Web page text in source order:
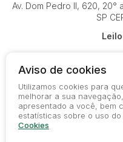
Av. Dom Pedro II, 620, 20°
SP
© 2026-present -
Aviso de cookies
Utilizamos cookies para
melhorar a sua
apresentado a você, bem
estatísticas sobre o uso
Cookies